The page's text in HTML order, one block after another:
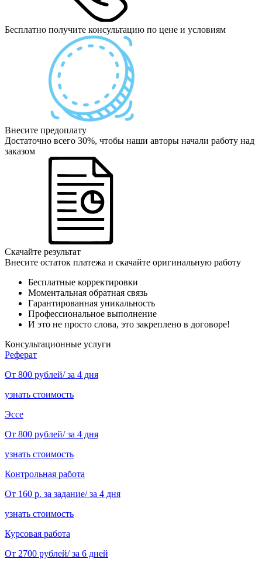
Бесплатно получите консультацию по цене и условиям
Внесите предоплату
Достаточно всего 30%, чтобы наши авторы начали работу над
заказом
Скачайте результат
Внесите остаток платежа и скачайте оригинальную работу
Бесплатные корректировки
Моментальная обратная связь
Гарантированная уникальность
Профессиональное выполнение
И это не просто слова, это закреплено в договоре!
Консультационные услуги
Реферат
От 800 рублей/ за 4 дня
узнать стоимость
Эссе
От 800 рублей/ за 4 дня
узнать стоимость
Контрольная работа
От 160 р. за задание/ за 4 дня
узнать стоимость
Курсовая работа
От 2700 рублей/ за 6 дней